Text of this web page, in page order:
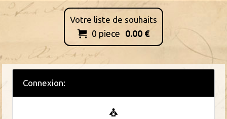
Votre liste de souhaits
 0 piece 0.00 €
Connexion: